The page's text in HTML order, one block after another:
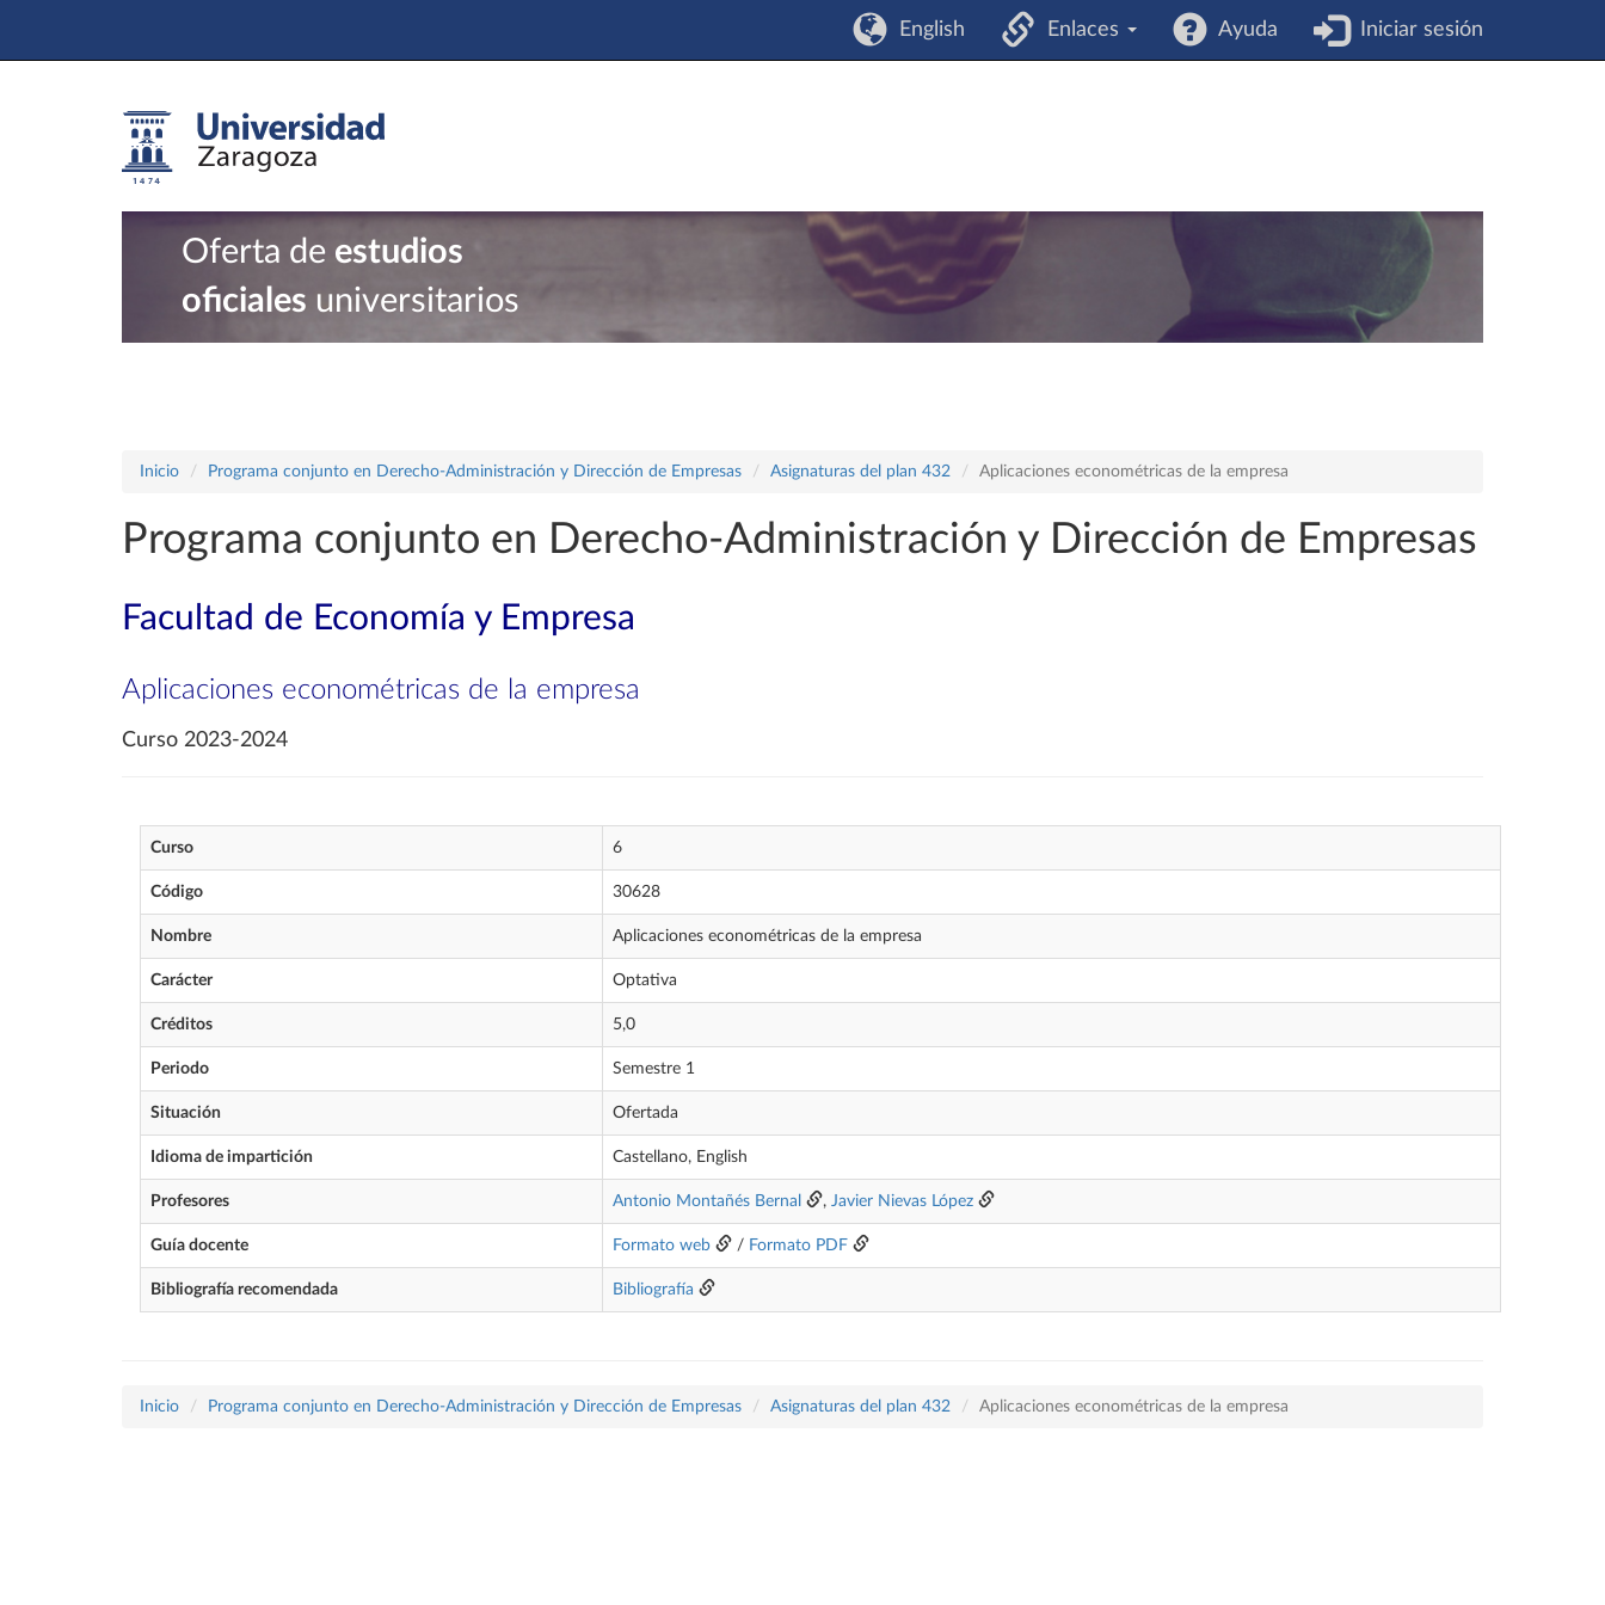
English Enlaces Ayuda Iniciar sesión
Oferta de estudios
oficiales universitarios
Inicio Programa conjunto en Derecho-Administración y Dirección de Empresas Asignaturas del plan 432 Aplicaciones econométricas de la empresa
Programa conjunto en Derecho-Administración y Dirección de Empresas
Facultad de Economía y Empresa
Aplicaciones econométricas de la empresa
Curso 2023-2024
Curso 6
Código 30628
Nombre Aplicaciones econométricas de la empresa
Carácter Optativa
Créditos 5,0
Periodo Semestre 1
Situación Ofertada
Idioma de impartición Castellano, English
Profesores Antonio Montañés Bernal , Javier Nievas López
Guía docente Formato web / Formato PDF
Bibliografía recomendada Bibliografía
Inicio Programa conjunto en Derecho-Administración y Dirección de Empresas Asignaturas del plan 432 Aplicaciones econométricas de la empresa